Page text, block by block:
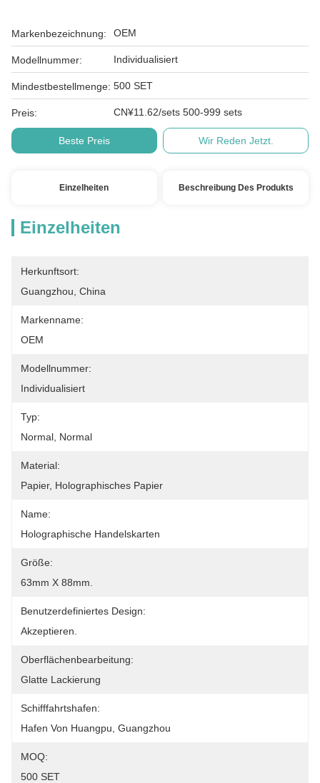
Markenbezeichnung: OEM
Modellnummer: Individualisiert
Mindestbestellmenge: 500 SET
Preis: CN¥11.62/sets 500-999 sets
Beste Preis Wir Reden Jetzt.
Einzelheiten Beschreibung Des Produkts
Einzelheiten
Herkunftsort:
Guangzhou, China
Markenname:
OEM
Modellnummer:
Individualisiert
Typ:
Normal, Normal
Material:
Papier, Holographisches Papier
Name:
Holographische Handelskarten
Größe:
63mm X 88mm.
Benutzerdefiniertes Design:
Akzeptieren.
Oberflächenbearbeitung:
Glatte Lackierung
Schifffahrtshafen:
Hafen Von Huangpu, Guangzhou
MOQ:
500 SET